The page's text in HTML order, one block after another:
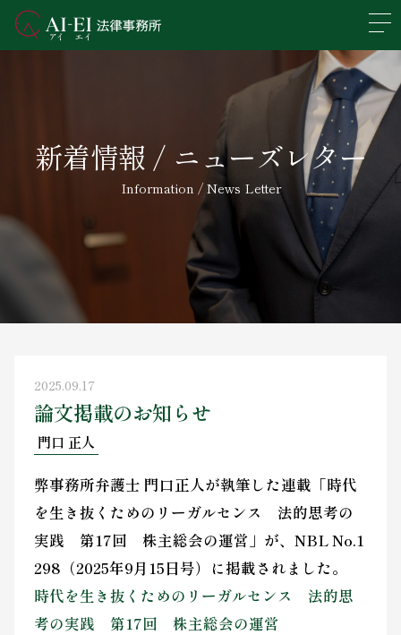
新着情報 / ニューズレター
Information / News Letter
2025.09.17
論文掲載のお知らせ
門口 正人
弊事務所弁護士 門口正人が執筆した連載「時代
を生き抜くためのリーガルセンス 法的思考の
実践 第17回 株主総会の運営」が、NBL No.1
298（2025年9月15日号）に掲載されました。
時代を生き抜くためのリーガルセンス 法的思
考の実践 第17回 株主総会の運営
事務所概要
業務分野
所属弁護士紹介
アクセス
新着情報
お問い合わせ